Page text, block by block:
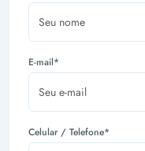
E-mail*
Celular / Telefone*